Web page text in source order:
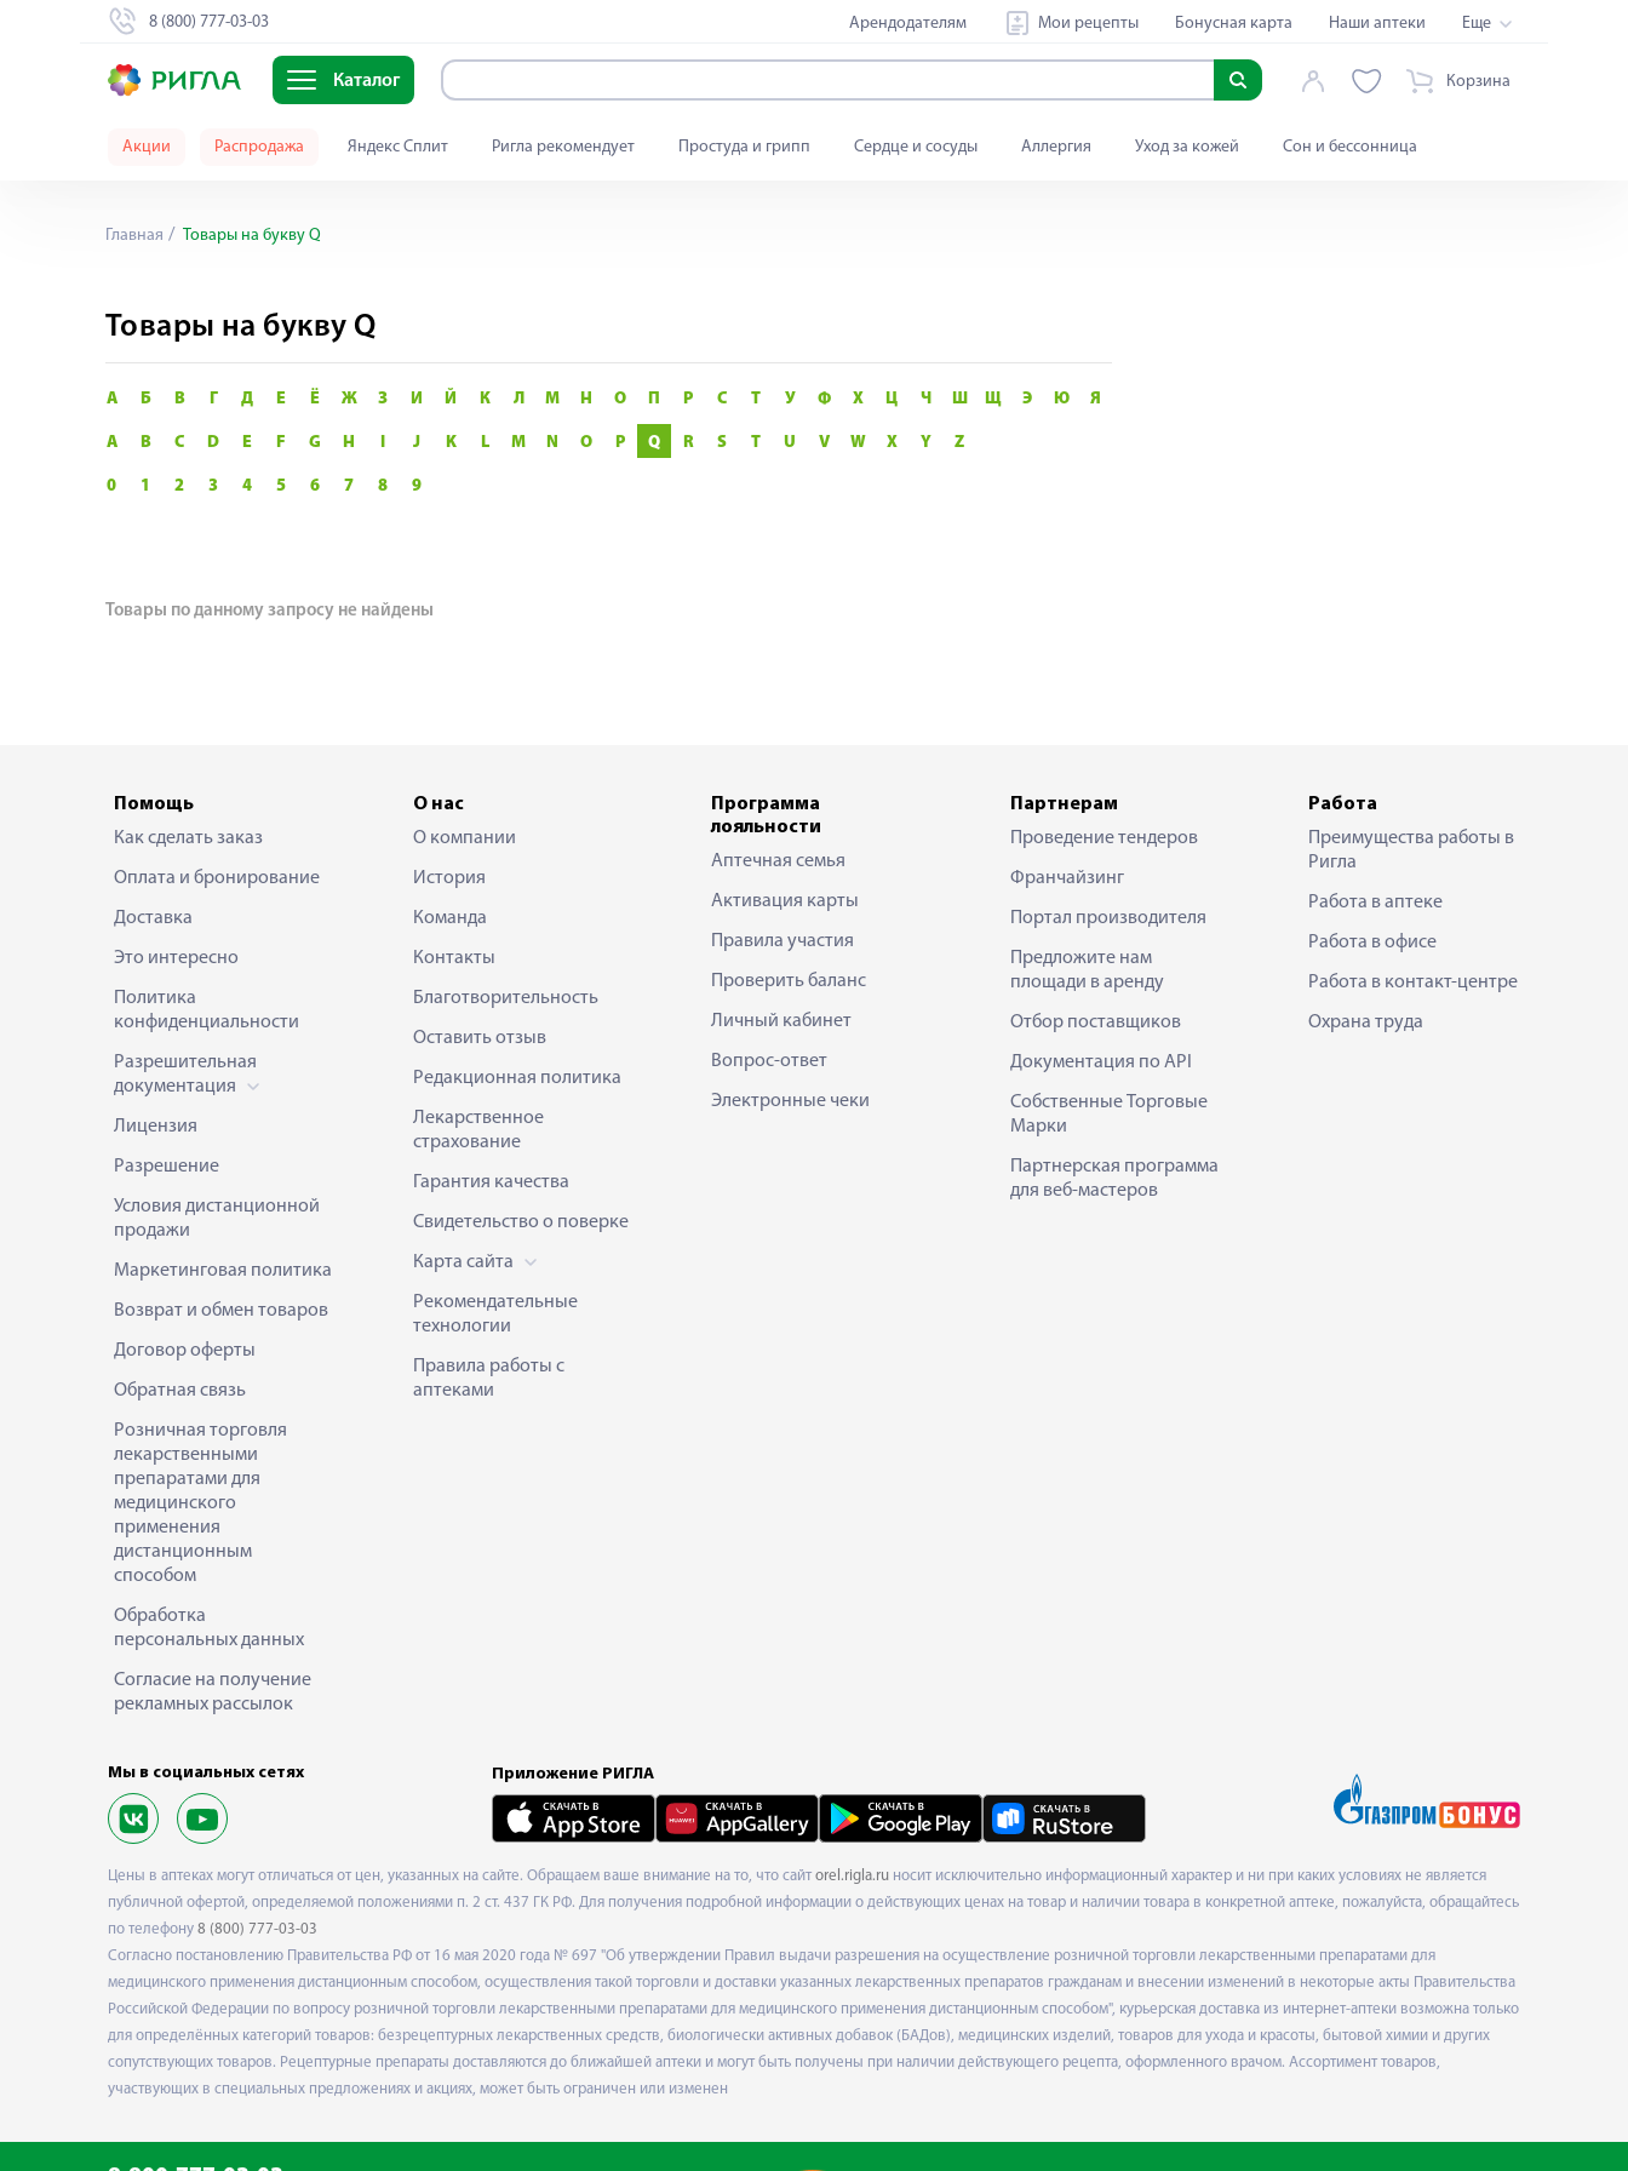
8 (800) 777-03-03 Арендодателям Мои рецепты Бонусная карта Наши аптеки Еще
Каталог Корзина
Акции Распродажа Яндекс Сплит Ригла рекомендует Простуда и грипп Сердце и сосуды Аллергия Уход за кожей Сон и бессонница
Главная Товары на букву Q
Товары на букву Q
А Б В Г Д Е Ё Ж З И Й К Л М Н О П Р С Т У Ф Х Ц Ч Ш Щ Э Ю Я
A B C D E F G H I J K L M N O P Q R S T U V W X Y Z
0 1 2 3 4 5 6 7 8 9
Товары по данному запросу не найдены
Помощь
Как сделать заказ
Оплата и бронирование
Доставка
Это интересно
Политика
конфиденциальности
Разрешительная
документация
Лицензия
Разрешение
Условия дистанционной
продажи
Маркетинговая политика
Возврат и обмен товаров
Договор оферты
Обратная связь
Розничная торговля
лекарственными
препаратами для
медицинского
применения
дистанционным
способом
Обработка
персональных данных
Согласие на получение
рекламных рассылок
О нас
О компании
История
Команда
Контакты
Благотворительность
Оставить отзыв
Редакционная политика
Лекарственное
страхование
Гарантия качества
Свидетельство о поверке
Карта сайта
Рекомендательные
технологии
Правила работы с
аптеками
Программа
лояльности
Аптечная семья
Активация карты
Правила участия
Проверить баланс
Личный кабинет
Вопрос-ответ
Электронные чеки
Партнерам
Проведение тендеров
Франчайзинг
Портал производителя
Предложите нам
площади в аренду
Отбор поставщиков
Документация по API
Собственные Торговые
Марки
Партнерская программа
для веб-мастеров
Работа
Преимущества работы в
Ригла
Работа в аптеке
Работа в офисе
Работа в контакт-центре
Охрана труда
Мы в социальных сетях Приложение РИГЛА
Цены в аптеках могут отличаться от цен, указанных на сайте. Обращаем ваше внимание на то, что сайт orel.rigla.ru носит исключительно информационный характер и ни при каких условиях не является
публичной офертой, определяемой положениями п. 2 ст. 437 ГК РФ. Для получения подробной информации о действующих ценах на товар и наличии товара в конкретной аптеке, пожалуйста, обращайтесь
по телефону 8 (800) 777-03-03
Согласно постановлению Правительства РФ от 16 мая 2020 года № 697 "Об утверждении Правил выдачи разрешения на осуществление розничной торговли лекарственными препаратами для
медицинского применения дистанционным способом, осуществления такой торговли и доставки указанных лекарственных препаратов гражданам и внесении изменений в некоторые акты Правительства
Российской Федерации по вопросу розничной торговли лекарственными препаратами для медицинского применения дистанционным способом", курьерская доставка из интернет-аптеки возможна только
для определённых категорий товаров: безрецептурных лекарственных средств, биологически активных добавок (БАДов), медицинских изделий, товаров для ухода и красоты, бытовой химии и других
сопутствующих товаров. Рецептурные препараты доставляются до ближайшей аптеки и могут быть получены при наличии действующего рецепта, оформленного врачом. Ассортимент товаров,
участвующих в специальных предложениях и акциях, может быть ограничен или изменен